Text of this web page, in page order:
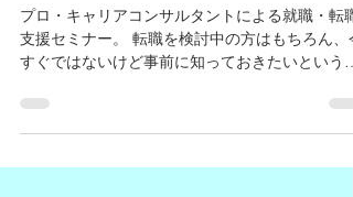
2025年2月2日
読了時間: 3分
2月の就職・転職支援セミナー
プロ・キャリアコンサルタントによる就職・転職
すぐではないけど事前に知っておきたいという方
にも役立つ情報をぎゅっと詰め込んでいますの